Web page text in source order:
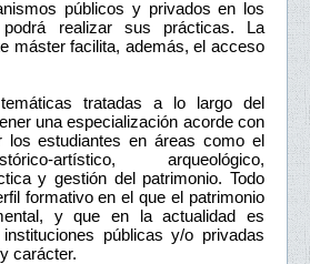
públicos y privados en los
realizar sus prácticas. La
máster facilita, además, el acceso
tratadas a lo largo del
una especialización acorde con
los estudiantes en áreas como el
artístico, arqueológico,
y gestión del patrimonio. Todo
formativo en el que el patrimonio
y que en la actualidad es
públicas y/o privadas
carácter.